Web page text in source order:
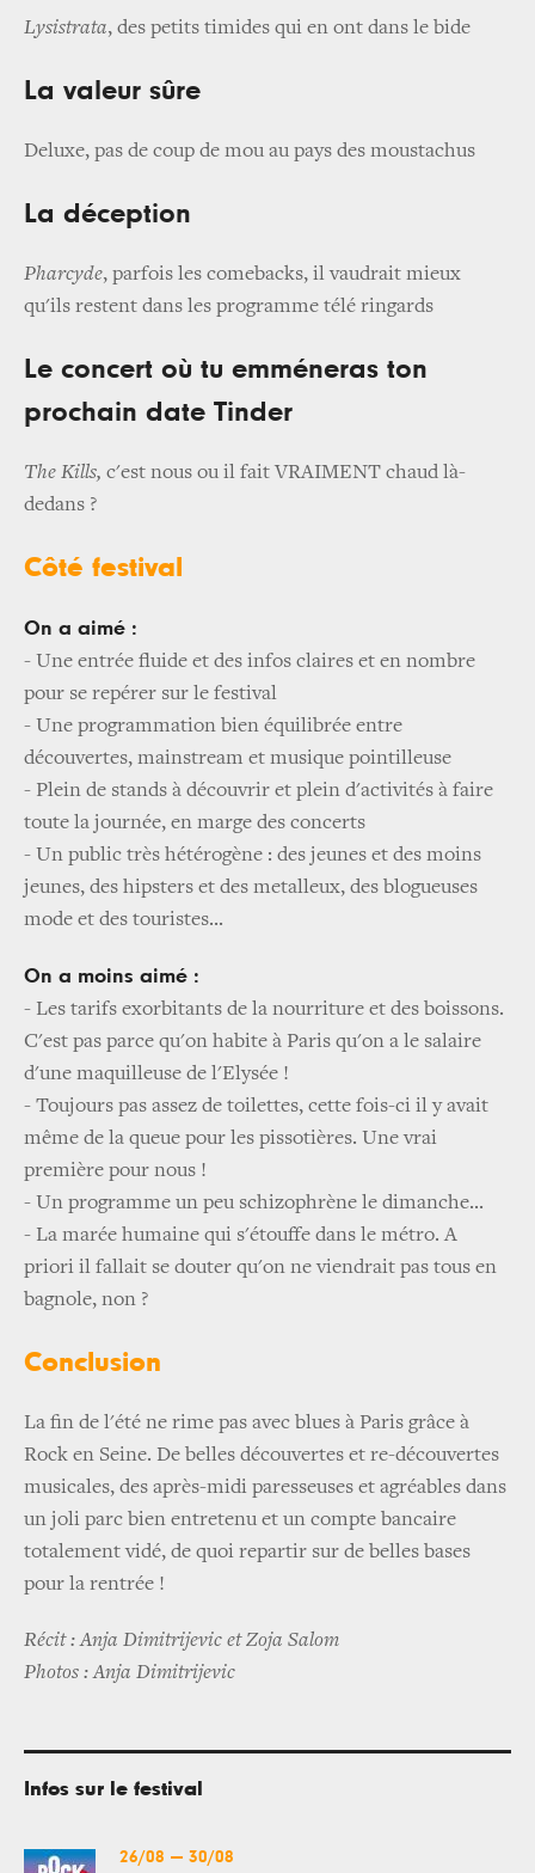
Lysistrata, des petits timides qui en ont dans le bide
La valeur sûre
Deluxe, pas de coup de mou au pays des moustachus
La déception
Pharcyde, parfois les comebacks, il vaudrait mieux
qu'ils restent dans les programme télé ringards
Le concert où tu emméneras ton
prochain date Tinder
The Kills, c'est nous ou il fait VRAIMENT chaud là-
dedans ?
Côté festival
On a aimé :
- Une entrée fluide et des infos claires et en nombre
pour se repérer sur le festival
- Une programmation bien équilibrée entre
découvertes, mainstream et musique pointilleuse
- Plein de stands à découvrir et plein d'activités à faire
toute la journée, en marge des concerts
- Un public très hétérogène : des jeunes et des moins
jeunes, des hipsters et des metalleux, des blogueuses
mode et des touristes...
On a moins aimé :
- Les tarifs exorbitants de la nourriture et des boissons.
C'est pas parce qu'on habite à Paris qu'on a le salaire
d'une maquilleuse de l'Elysée !
- Toujours pas assez de toilettes, cette fois-ci il y avait
même de la queue pour les pissotières. Une vrai
première pour nous !
- Un programme un peu schizophrène le dimanche...
- La marée humaine qui s'étouffe dans le métro. A
priori il fallait se douter qu'on ne viendrait pas tous en
bagnole, non ?
Conclusion
La fin de l'été ne rime pas avec blues à Paris grâce à
Rock en Seine. De belles découvertes et re-découvertes
musicales, des après-midi paresseuses et agréables dans
un joli parc bien entretenu et un compte bancaire
totalement vidé, de quoi repartir sur de belles bases
pour la rentrée !
Récit : Anja Dimitrijevic et Zoja Salom
Photos : Anja Dimitrijevic
Infos sur le festival
26/08 — 30/08